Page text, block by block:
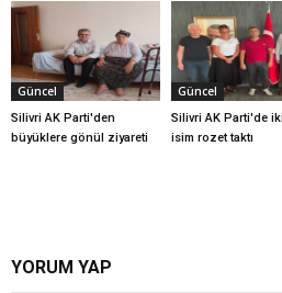
Güncel
Silivri AK Parti'den
büyüklere gönül ziyareti
Güncel
Silivri AK Parti'de
isim rozet taktı
YORUM YAP